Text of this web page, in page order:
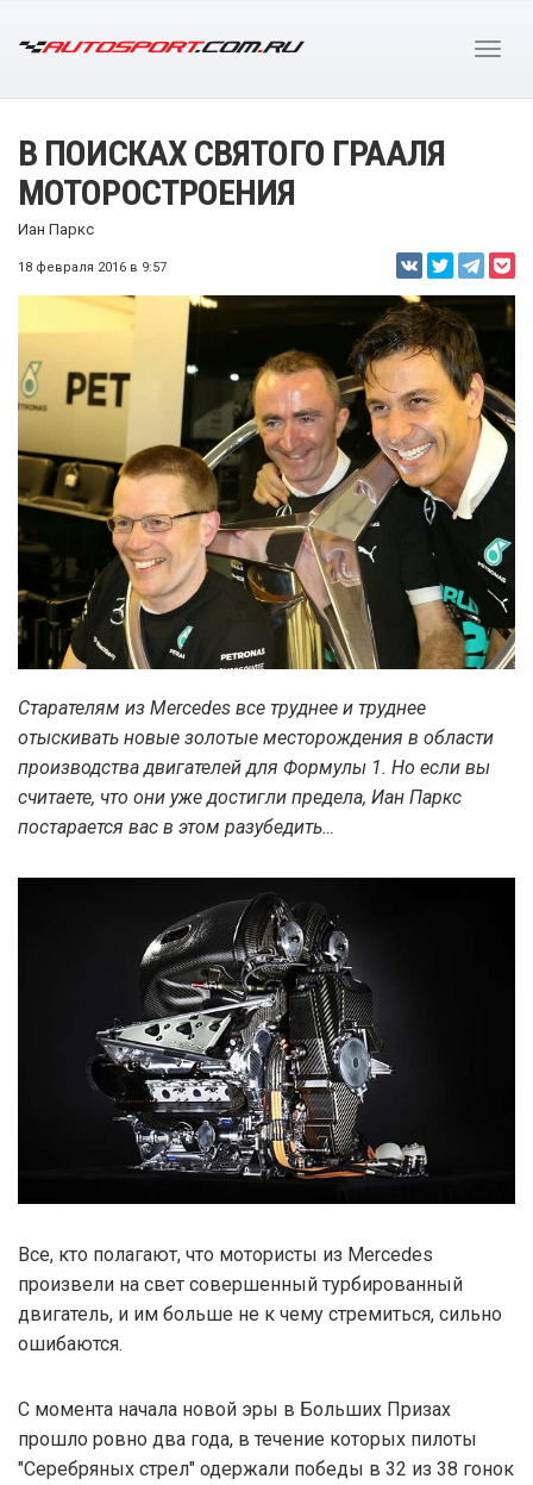
В ПОИСКАХ СВЯТОГО ГРААЛЯ
МОТОРОСТРОЕНИЯ
Иан Паркс
18 февраля 2016 в 9:57
Старателям из Mercedes все труднее и труднее
отыскивать новые золотые месторождения в области
производства двигателей для Формулы 1. Но если вы
считаете, что они уже достигли предела, Иан Паркс
постарается вас в этом разубедить…
Все, кто полагают, что мотористы из Mercedes
произвели на свет совершенный турбированный
двигатель, и им больше не к чему стремиться, сильно
ошибаются.
С момента начала новой эры в Больших Призах
прошло ровно два года, в течение которых пилоты
"Серебряных стрел" одержали победы в 32 из 38 гонок